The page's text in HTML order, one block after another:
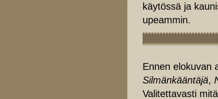
käytössä ja
upeammin.
Ennen elokuvan
Silmänkääntäjä,
Valitettavasti